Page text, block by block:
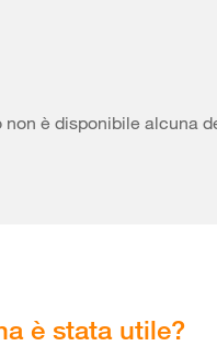
non è disponibile alcuna
è stata utile?